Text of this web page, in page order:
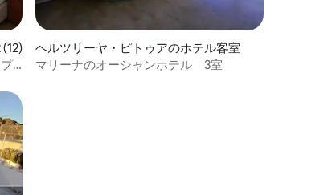
12件、5つ星中4.42つ星の平均評価
ヘルツリーヤ・ピトゥアのホテル客室
マリーナのオーシャンホテル 3室